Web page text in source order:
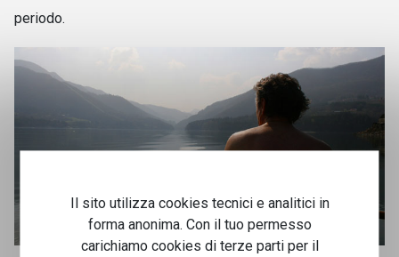
periodo.
Il sito utilizza cookies tecnici e analitici in
forma anonima. Con il tuo permesso
carichiamo cookies di terze parti per il